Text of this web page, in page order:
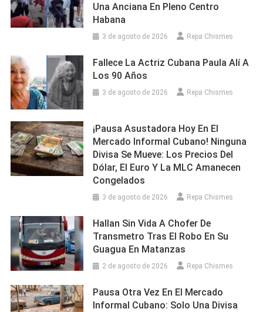
Una Anciana En Pleno Centro
Habana
3 de agosto de 2026 Repa Chismes
Fallece La Actriz Cubana Paula Alí A
Los 90 Años
3 de agosto de 2026 Repa Chismes
¡Pausa Asustadora Hoy En El
Mercado Informal Cubano! Ninguna
Divisa Se Mueve: Los Precios Del
Dólar, El Euro Y La MLC Amanecen
Congelados
3 de agosto de 2026 Repa Chismes
Hallan Sin Vida A Chofer De
Transmetro Tras El Robo En Su
Guagua En Matanzas
2 de agosto de 2026 Repa Chismes
Pausa Otra Vez En El Mercado
Informal Cubano: Solo Una Divisa